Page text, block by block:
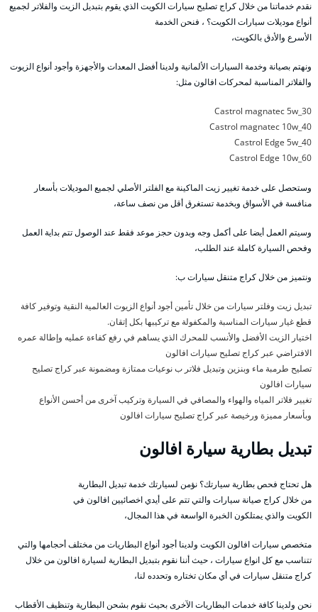
نقدم خدماتنا من خلال كراج تصليح سيارات الكويت الذي يقوم بتبديل الزيت والفلاتر لجميع
أنواع موديلات سيارات الكويت؟ ، فنحن الخدمة
الأسرع والأدق بالكويت،
ونهتم بصيانة وخدمة السيارات الألمانية ولدينا أفضل المعدات والأجهزة وأجود أنواع الزيوت
والفلاتر المناسبة لمحركات افالون مثل:
Castrol magnatec 5w_30
Castrol magnatec 10w_40
Castrol Edge 5w_40
Castrol Edge 10w_60
وستحصل على خدمة تغيير زيت الماكينة مع الفلتر الأصلي لجميع الموديلات بأسعار
منافسة في الأسواق وبخدمة تستغرق أقل من نصف ساعة،
وسيتم العمل أيضا على أكمل وجه وبدون حجز موعد فقط عند الوصول تتم بداية العمل
وفحص السيارة كاملة عند الطلب،
ونتميز من خلال كراج متنقل سيارات ب:
تبديل زيت وفلتر سيارات من خلال تأمين أجود أنواع الزيوت العالمية النقية وتوفير كافة
قطع غيار سيارات المناسبة والمكفولة مع تركيبها بكل إتقان.
اختيار الزيت الأفضل والأنسب للمحرك الذي يساهم في رفع كفاءة عمليه وإطالة عمره
الافتراضي عبر كراج تصليح سيارات افالون
تصليح طرمبة ماء وبنزين وتبديل فلاتر ب نوعيات ممتازة ومضمونة عبر كراج تصليح
سيارات افالون
تغيير فلاتر المياه والهواء والمصافي في السيارة وتركيب آخرى من أحسن الأنواع
وبأسعار مميزة ورخيصة عبر كراج تصليح سيارات افالون
تبديل بطارية سيارة افالون
هل تحتاج فحص بطارية سيارتك؟ نؤمن لسيارتك خدمة تبديل البطارية
من خلال كراج صيانة سيارات والتي تتم على أيدي اخصائيين افالون في
الكويت والذي يمتلكون الخبرة الواسعة في هذا المجال،
متخصص سيارات افالون الكويت ولدينا أجود أنواع البطاريات من مختلف أحجامها والتي
تتناسب مع كل انواع سيارات ، حيث أننا نقوم بتبديل البطارية لسيارة افالون من خلال
كراج متنقل سيارات في أي مكان تختاره وتحدده لنا،
نحن ولدينا كافة خدمات البطاريات الآخرى بحيث نقوم بشحن البطارية وتنظيف الأقطاب